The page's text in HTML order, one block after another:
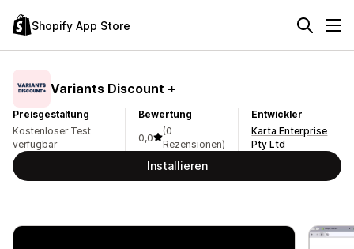
Shopify App Store
Variants Discount +
Preisgestaltung
Kostenloser Test
verfügbar
Bewertung
0,0
(0
Rezensionen)
Entwickler
Karta Enterprise
Pty Ltd
Installieren